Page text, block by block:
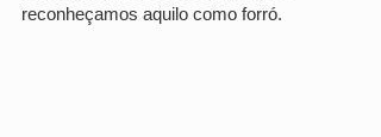
reconheçamos aquilo como forró.